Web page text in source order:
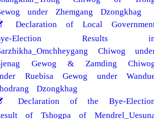
under Zhemgang Dzongkhag
Declaration of Local Government
Election Results in
Chiwog under
Gewog & Zamding Chiwog
Ruebisa Gewog under Wandue
Dzongkhag
Declaration of the Bye-Election
of Tshogpa of Mendrel_Uesuna